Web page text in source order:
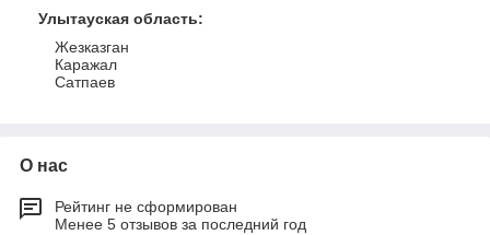
Улытауская область:
Жезказган
Каражал
Сатпаев
О нас
Рейтинг не сформирован
Менее 5 отзывов за последний год